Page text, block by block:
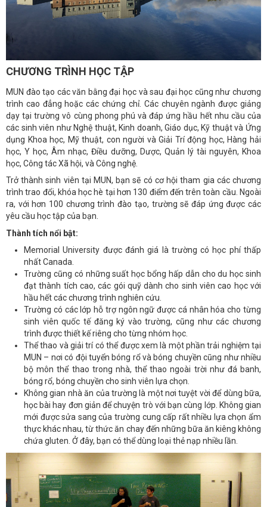
CHƯƠNG TRÌNH HỌC TẬP
MUN đào tạo các văn bằng đại học và sau đại học cũng như chương
trình cao đẳng hoặc các chứng chỉ. Các chuyên ngành được giảng
dạy tại trường vô cùng phong phú và đáp ứng hầu hết nhu cầu của
các sinh viên như Nghệ thuật, Kinh doanh, Giáo dục, Kỹ thuật và Ứng
dụng Khoa học, Mỹ thuật, con người và Giải Trí động học, Hàng hải
học, Y học, Âm nhạc, Điều dưỡng, Dược, Quản lý tài nguyên, Khoa
học, Công tác Xã hội, và Công nghệ.
Trở thành sinh viên tại MUN, bạn sẽ có cơ hội tham gia các chương
trình trao đổi, khóa học hè tại hơn 130 điểm đến trên toàn cầu. Ngoài
ra, với hơn 100 chương trình đào tạo, trường sẽ đáp ứng được các
yêu cầu học tập của bạn.
Thành tích nổi bật:
Memorial University được đánh giá là trường có học phí thấp
nhất Canada.
Trường cũng có những suất học bổng hấp dẫn cho du học sinh
đạt thành tích cao, các gói quỹ dành cho sinh viên cao học với
hầu hết các chương trình nghiên cứu.
Trường có các lớp hỗ trợ ngôn ngữ được cá nhân hóa cho từng
sinh viên quốc tế đăng ký vào trường, cũng như các chương
trình được thiết kế riêng cho từng nhóm học.
Thể thao và giải trí có thể được xem là một phần trải nghiệm tại
MUN – nơi có đội tuyển bóng rổ và bóng chuyền cũng như nhiều
bộ môn thể thao trong nhà, thể thao ngoài trời như đá banh,
bóng rổ, bóng chuyền cho sinh viên lựa chọn.
Không gian nhà ăn của trường là một nơi tuyệt vời để dùng bữa,
học bài hay đơn giản để chuyện trò với bạn cùng lớp. Không gian
mới được sửa sang của trường cung cấp rất nhiều lựa chọn ẩm
thực khác nhau, từ thức ăn chay đến những bữa ăn kiêng không
chứa gluten. Ở đây, bạn có thể dùng loại thẻ nạp nhiều lần.